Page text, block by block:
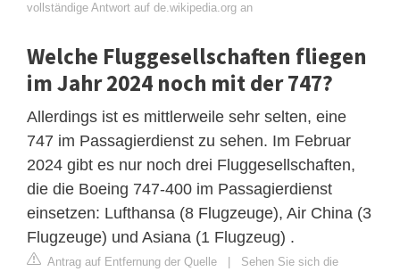
vollständige Antwort auf de.wikipedia.org an
Welche Fluggesellschaften fliegen
im Jahr 2024 noch mit der 747?
Allerdings ist es mittlerweile sehr selten, eine
747 im Passagierdienst zu sehen. Im Februar
2024 gibt es nur noch drei Fluggesellschaften,
die die Boeing 747-400 im Passagierdienst
einsetzen: Lufthansa (8 Flugzeuge), Air China (3
Flugzeuge) und Asiana (1 Flugzeug) .
Antrag auf Entfernung der Quelle
Sehen Sie sich die